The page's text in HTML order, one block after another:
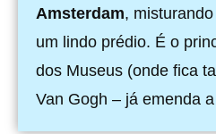
Amsterdam,
um lindo prédio. É o
dos Museus (onde fica
Van Gogh – já emenda